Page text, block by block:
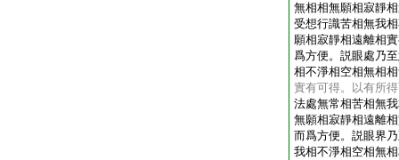
無相相無願相寂靜
受想行識苦相無我
願相寂靜相遠離相
爲方便。説眼處乃
相不淨相空相無相
實有可得。以有所
法處無常相苦相無
無願相寂靜相遠離
而爲方便。説眼界
我相不淨相空相無